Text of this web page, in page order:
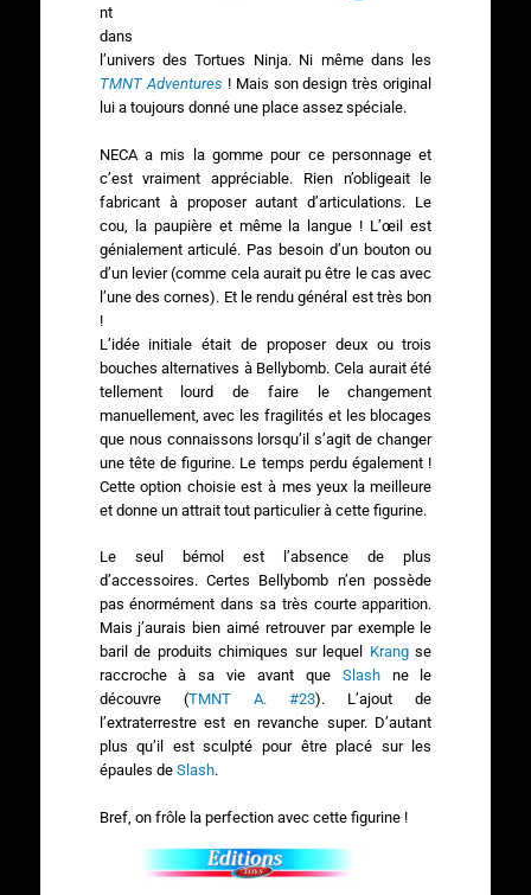
nt
dans
l’univers des Tortues Ninja. Ni même dans les
TMNT Adventures ! Mais son design très original
lui a toujours donné une place assez spéciale.
NECA a mis la gomme pour ce personnage et
c’est vraiment appréciable. Rien n’obligeait le
fabricant à proposer autant d’articulations. Le
cou, la paupière et même la langue ! L’œil est
génialement articulé. Pas besoin d’un bouton ou
d’un levier (comme cela aurait pu être le cas avec
l’une des cornes). Et le rendu général est très bon
!
L’idée initiale était de proposer deux ou trois
bouches alternatives à Bellybomb. Cela aurait été
tellement lourd de faire le changement
manuellement, avec les fragilités et les blocages
que nous connaissons lorsqu’il s’agit de changer
une tête de figurine. Le temps perdu également !
Cette option choisie est à mes yeux la meilleure
et donne un attrait tout particulier à cette figurine.
Le seul bémol est l’absence de plus
d’accessoires. Certes Bellybomb n’en possède
pas énormément dans sa très courte apparition.
Mais j’aurais bien aimé retrouver par exemple le
baril de produits chimiques sur lequel Krangse
raccroche à sa vie avant que Slashne le
découvre (TMNT A. #23). L’ajout de
l’extraterrestre est en revanche super. D’autant
plus qu’il est sculpté pour être placé sur les
épaules de Slash.
Bref, on frôle la perfection avec cette figurine !